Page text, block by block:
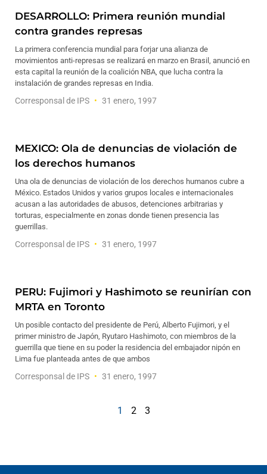
DESARROLLO: Primera reunión mundial
contra grandes represas
La primera conferencia mundial para forjar una alianza de
movimientos anti-represas se realizará en marzo en Brasil, anunció en
esta capital la reunión de la coalición NBA, que lucha contra la
instalación de grandes represas en India.
Corresponsal de IPS 31 enero, 1997
MEXICO: Ola de denuncias de violación de
los derechos humanos
Una ola de denuncias de violación de los derechos humanos cubre a
México. Estados Unidos y varios grupos locales e internacionales
acusan a las autoridades de abusos, detenciones arbitrarias y
torturas, especialmente en zonas donde tienen presencia las
guerrillas.
Corresponsal de IPS 31 enero, 1997
PERU: Fujimori y Hashimoto se reunirían con
MRTA en Toronto
Un posible contacto del presidente de Perú, Alberto Fujimori, y el
primer ministro de Japón, Ryutaro Hashimoto, con miembros de la
guerrilla que tiene en su poder la residencia del embajador nipón en
Lima fue planteada antes de que ambos
Corresponsal de IPS 31 enero, 1997
1 2 3